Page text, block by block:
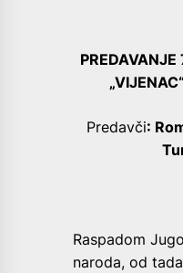
Predavči:
Raspadom
naroda, od